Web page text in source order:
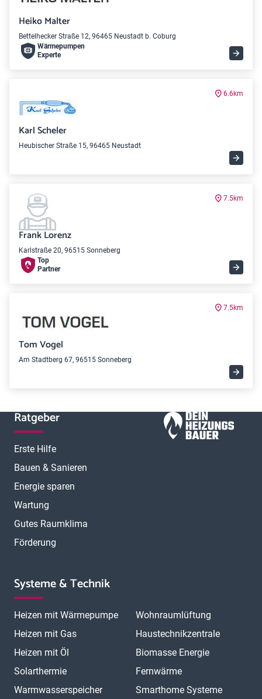
Heiko Malter
Bettelhecker Straße 12, 96465 Neustadt b. Coburg
Wärme­pumpen
Experte
6.6km
Karl Scheler
Heubischer Straße 15, 96465 Neustadt
7.5km
Frank Lorenz
Karlstraße 20, 96515 Sonneberg
Top
Partner
7.5km
Tom Vogel
Am Stadtberg 67, 96515 Sonneberg
Ratgeber
Erste Hilfe
Bauen & Sanieren
Energie sparen
Wartung
Gutes Raumklima
Förderung
Systeme & Technik
Heizen mit Wärmepumpe
Heizen mit Gas
Heizen mit Öl
Solarthermie
Warmwasserspeicher
Wohnraumlüftung
Haustechnikzentrale
Biomasse Energie
Fernwärme
Smarthome Systeme